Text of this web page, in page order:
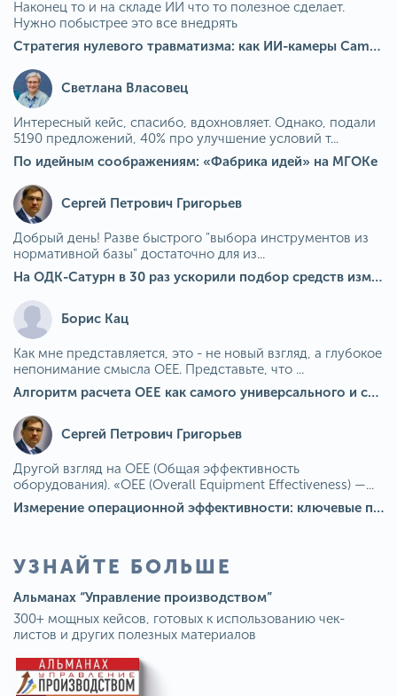
Наконец то и на складе ИИ что то полезное сделает.
Нужно побыстрее это все внедрять
Стратегия нулевого травматизма: как ИИ-камеры Camkord снижают риск наезда на пешехода при работе на погрузчике
Светлана Власовец
Интересный кейс, спасибо, вдохновляет. Однако, подали
5190 предложений, 40% про улучшение условий т...
По идейным соображениям: «Фабрика идей» на МГОКе
Сергей Петрович Григорьев
Добрый день! Разве быстрого "выбора инструментов из
нормативной базы" достаточно для из...
На ОДК-Сатурн в 30 раз ускорили подбор средств измерения для контроля качества продукции
Борис Кац
Как мне представляется, это - не новый взгляд, а глубокое
непонимание смысла OEE. Представьте, что ...
Алгоритм расчета ОЕЕ как самого универсального и современного показателя эффективности оборудования в мире
Сергей Петрович Григорьев
Другой взгляд на OEE (Общая эффективность
оборудования). «OEE (Overall Equipment Effectiveness) —...
Измерение операционной эффективности: ключевые показатели для непрерывного совершенствования
УЗНАЙТЕ БОЛЬШЕ
Альманах “Управление производством”
300+ мощных кейсов, готовых к использованию чек-
листов и других полезных материалов